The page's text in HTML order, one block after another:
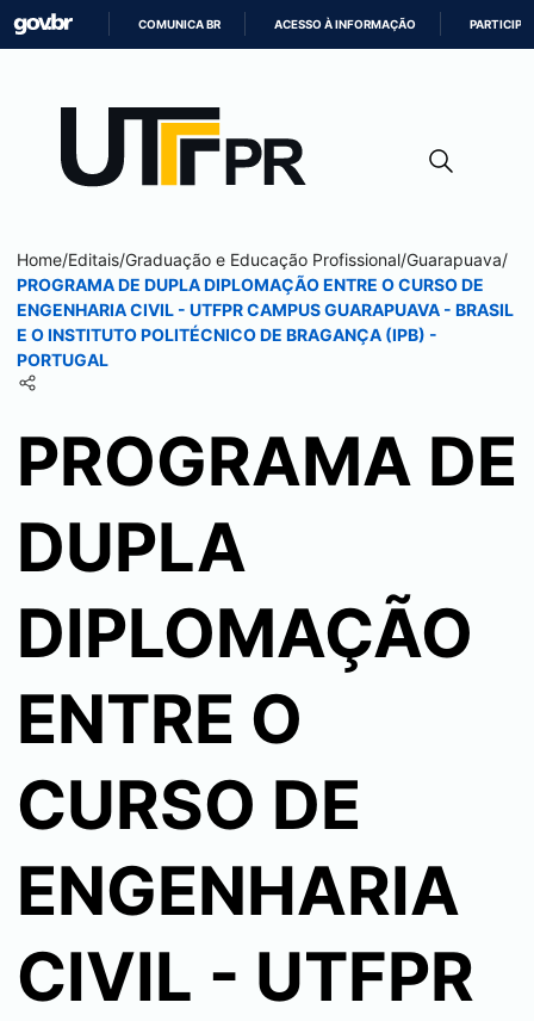
CONTEÚDO
COMUNICA BR ACESSO À INFORMAÇÃO PARTICIPE
Home/Editais/Graduação e Educação Profissional/Guarapuava/
PROGRAMA DE DUPLA DIPLOMAÇÃO ENTRE O CURSO DE
ENGENHARIA CIVIL - UTFPR CAMPUSGUARAPUAVA - BRASIL
E O INSTITUTO POLITÉCNICO DE BRAGANÇA (IPB) -
PORTUGAL
PROGRAMA DE
DUPLA
DIPLOMAÇÃO
ENTRE O
CURSO DE
ENGENHARIA
CIVIL - UTFPR